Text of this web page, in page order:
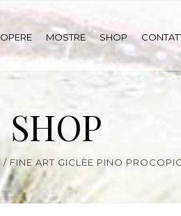
OPERE MOSTRE SHOP
SHOP
/ FINE ART GICLÈE PINO